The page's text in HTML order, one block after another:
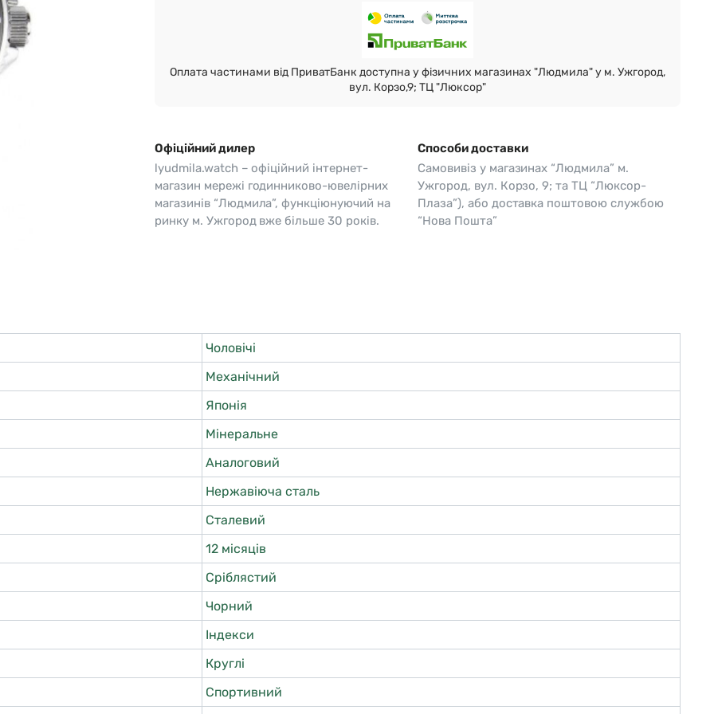
Lemans
Skagen
Swiss Alpine Military 🇨🇭
Tissot 🇨🇭
Перламутр
Оплата частинами від ПриватБанк доступна у фізичних магазинах "Людмила" у м. Ужгород,
вул. Корзо,9; ТЦ "Люксор"
Офіційний дилер
lyudmila.watch – офіційний інтернет-
магазин мережі годинниково-ювелірних
магазинів “Людмила”, функціюнуючий на
ринку м. Ужгород вже більше 30 років.
Способи доставки
Самовивіз у магазинах “Людмила” м.
Ужгород, вул. Корзо, 9; та ТЦ “Люксор-
Плаза”), або доставка поштовою службою
“Нова Пошта”
Чоловічі
Механічний
Японія
Мінеральне
Аналоговий
Нержавіюча сталь
Сталевий
12 місяців
Сріблястий
Чорний
Індекси
Круглі
Спортивний